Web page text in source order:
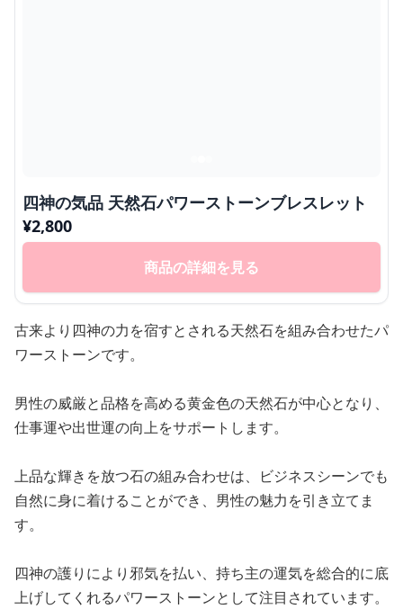
四神の気品 天然石パワーストーンブレスレット
¥2,800
商品の詳細を見る
古来より四神の力を宿すとされる天然石を組み合わせたパ
ワーストーンです。
男性の威厳と品格を高める黄金色の天然石が中心となり、
仕事運や出世運の向上をサポートします。
上品な輝きを放つ石の組み合わせは、ビジネスシーンでも
自然に身に着けることができ、男性の魅力を引き立てま
す。
四神の護りにより邪気を払い、持ち主の運気を総合的に底
上げしてくれるパワーストーンとして注目されています。